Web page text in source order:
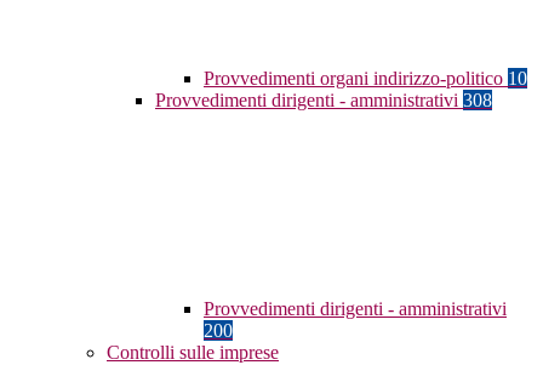
Provvedimenti organi indirizzo-politico 10
Provvedimenti dirigenti - amministrativi 308
Provvedimenti dirigenti - amministrativi
200
Controlli sulle imprese